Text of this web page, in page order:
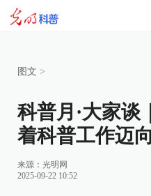
图文 >
科普月·大家谈
着科普工作迈
来源： 光明网
2025-09-22 10:52